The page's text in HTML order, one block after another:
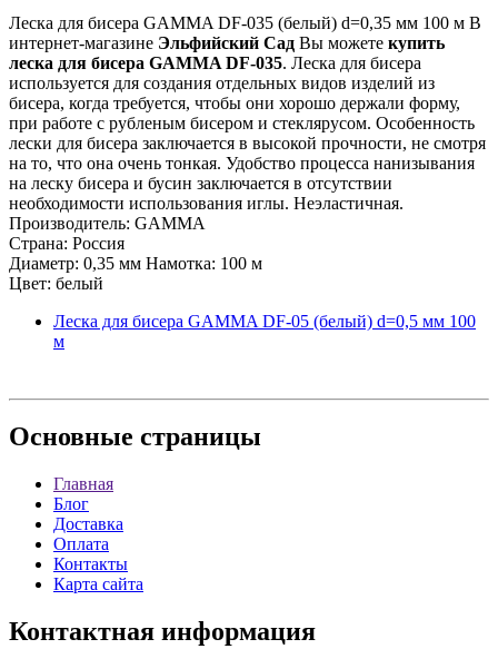
Леска для бисера GAMMA DF-035 (белый) d=0,35 мм 100 м В
интернет-магазине Эльфийский Сад Вы можете купить
леска для бисера GAMMA DF-035. Леска для бисера
используется для создания отдельных видов изделий из
бисера, когда требуется, чтобы они хорошо держали форму,
при работе с рубленым бисером и стеклярусом. Особенность
лески для бисера заключается в высокой прочности, не смотря
на то, что она очень тонкая. Удобство процесса нанизывания
на леску бисера и бусин заключается в отсутствии
необходимости использования иглы. Неэластичная.
Производитель: GAMMA
Страна: Россия
Диаметр: 0,35 мм Намотка: 100 м
Цвет: белый
Леска для бисера GAMMA DF-05 (белый) d=0,5 мм 100
м
Основные страницы
Главная
Блог
Доставка
Оплата
Контакты
Карта сайта
Контактная информация